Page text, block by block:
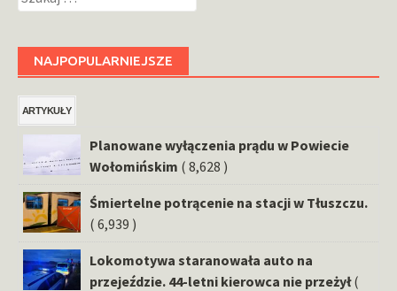
NAJPOPULARNIEJSZE
ARTYKUŁY
Planowane wyłączenia prądu w Powiecie
Wołomińskim ( 8,628 )
Śmiertelne potrącenie na stacji w Tłuszczu.
( 6,939 )
Lokomotywa staranowała auto na
przejeździe. 44-letni kierowca nie przeżył (